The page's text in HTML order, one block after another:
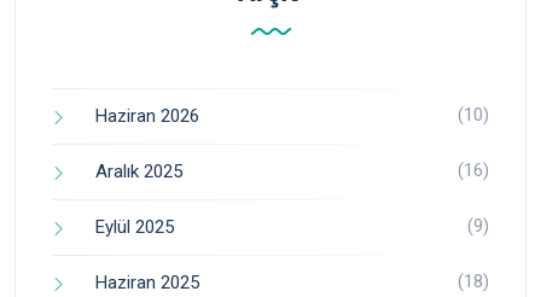
Haziran 2026 (10)
Aralık 2025 (16)
Eylül 2025 (9)
Haziran 2025 (18)